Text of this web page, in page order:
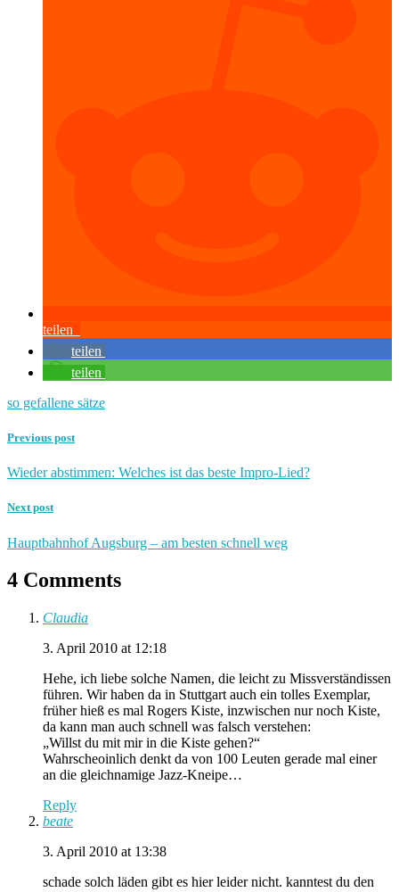
teilen
teilen
teilen
so gefallene sätze
Previous post
Wieder abstimmen: Welches ist das beste Impro-Lied?
Next post
Hauptbahnhof Augsburg – am besten schnell weg
4 Comments
Claudia
3. April 2010 at 12:18
Hehe, ich liebe solche Namen, die leicht zu Missverständissen
führen. Wir haben da in Stuttgart auch ein tolles Exemplar,
früher hieß es mal Rogers Kiste, inzwischen nur noch Kiste,
da kann man auch schnell was falsch verstehen:
„Willst du mit mir in die Kiste gehen?“
Wahrscheoinlich denkt da von 100 Leuten gerade mal einer
an die gleichnamige Jazz-Kneipe…
Reply
beate
3. April 2010 at 13:38
schade solch läden gibt es hier leider nicht. kanntest du den